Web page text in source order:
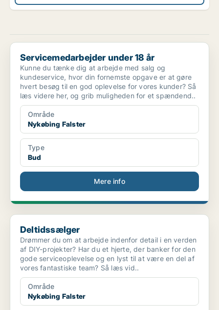
Servicemedarbejder under 18 år
Servicemedarbejder under 18 år
Kunne du tænke dig at arbejde med salg og
kundeservice, hvor din fornemste opgave er at gøre
hvert besøg til en god oplevelse for vores kunder? Så
læs videre her, og grib muligheden for et spændend..
Område
Nykøbing Falster
Type
Bud
Mere info
Deltidssælger
Deltidssælger
Drømmer du om at arbejde indenfor detail i en verden
af DIY-projekter? Har du et hjerte, der banker for den
gode serviceoplevelse og en lyst til at være en del af
vores fantastiske team? Så læs vid..
Område
Nykøbing Falster